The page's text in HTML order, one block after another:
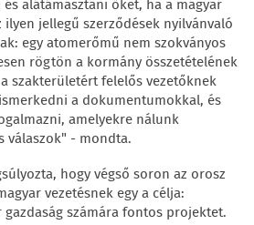
alátámasztani őket, ha a magyar
jellegű szerződések nyilvánvaló
egy atomerőmű nem szokványos
rögtön a kormány összetételének
szakterületért felelős vezetőknek
a dokumentumokkal, és
amelyekre nálunk
válaszok" - mondta.
hogy végső soron az orosz
vezetésnek egy a célja:
számára fontos projektet.